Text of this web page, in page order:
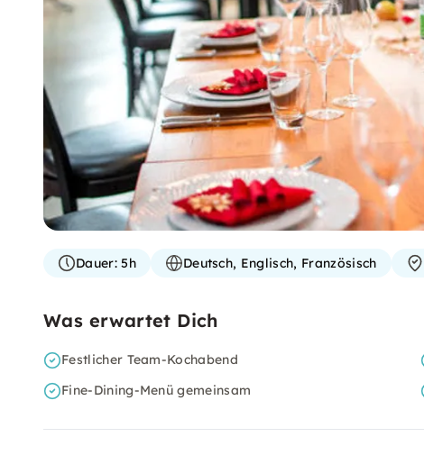
Dauer:5h Deutsch, Englisch, Französisch
Was erwartet Dich
Festlicher Team-Kochabend
Fine-Dining-Menü gemeinsam